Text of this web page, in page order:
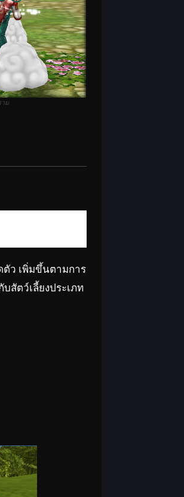
าม
ตัว เพิ่มขึ้นตามการ
สัตว์เลี้ยงประเภท